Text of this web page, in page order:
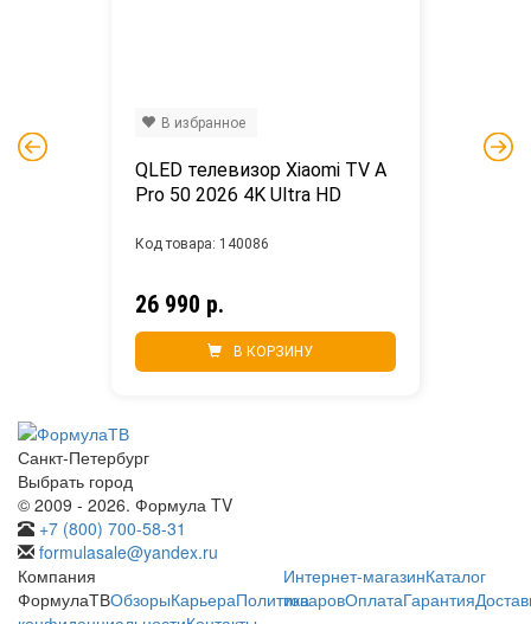
QLED телевизор Xiaomi TV A
Pro 50 2026 4K Ultra HD
26 990 р.
В КОРЗИНУ
Код товара: 140086
В избранное
Санкт-Петербург
Выбрать город
© 2009 - 2026. Формула TV
+7 (800) 700-58-31
formulasale@yandex.ru
Компания
ФормулаТВОбзорыКарьераПолитика
Интернет-магазинКаталог
товаровОплатаГарантия